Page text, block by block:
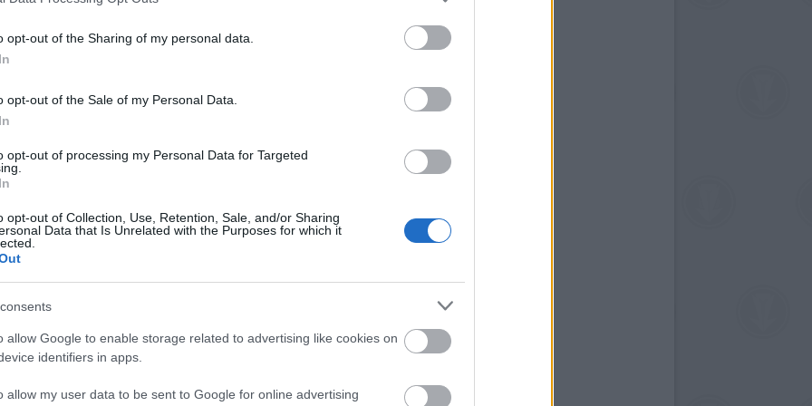
opt-out of the Sharing of my personal data.
opt-out of the Sale of my Personal Data.
opt-out of processing my Personal Data for Targeted
opt-out of Collection, Use, Retention, Sale, and/or Sharing
Data that Is Unrelated with the Purposes for which it
allow Google to enable storage related to advertising like cookies on
identifiers in apps.
allow my user data to be sent to Google for online advertising
egyik legnemesebb szerepet, az igazságkeresőt
célunk melletti elkötelezettsége pedig biztosan
és igazságban élhessen a világon" -
is tevékenykedő Cage többek között
adományozott egy volt gyermekkatonákat
2005-ben megjelent Fegyvernepper című filmjét
fegyverkezés feletti ellenőrzés fontosságára
filmipar